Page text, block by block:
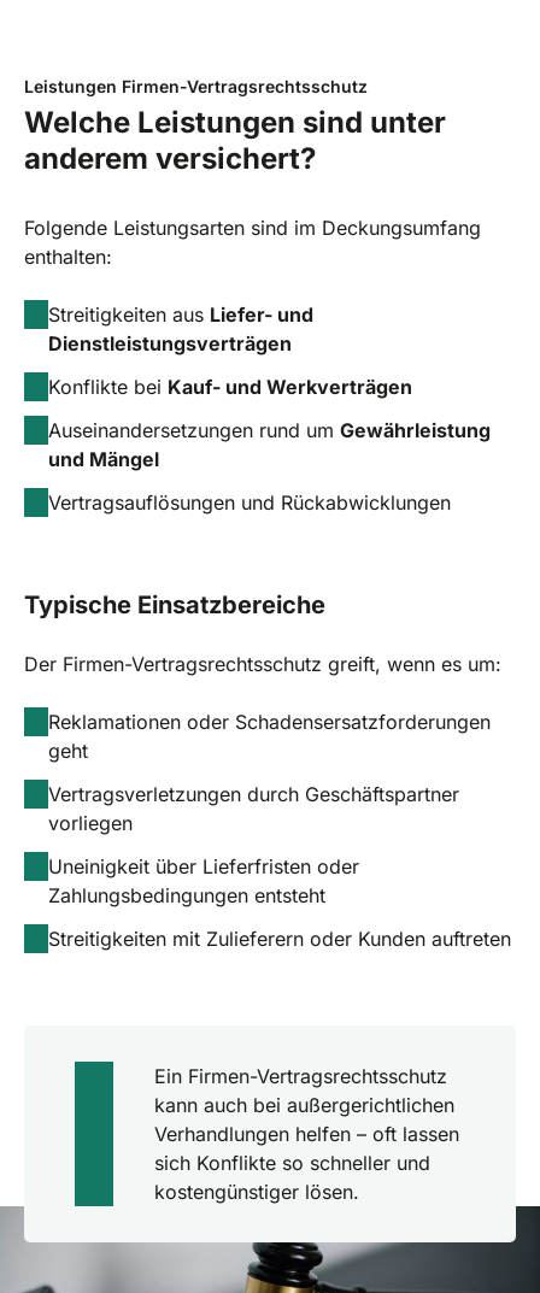
Leistungen Firmen-Vertragsrechtsschutz
Welche Leistungen sind unter
anderem versichert?
Folgende Leistungsarten sind im Deckungsumfang
enthalten:
Streitigkeiten aus Liefer- und
Dienstleistungsverträgen
Konflikte bei Kauf- und Werkverträgen
Auseinandersetzungen rund um Gewährleistung
und Mängel
Vertragsauflösungen und Rückabwicklungen
Typische Einsatzbereiche
Der Firmen-Vertragsrechtsschutz greift, wenn es um:
Reklamationen oder Schadensersatzforderungen
geht
Vertragsverletzungen durch Geschäftspartner
vorliegen
Uneinigkeit über Lieferfristen oder
Zahlungsbedingungen entsteht
Streitigkeiten mit Zulieferern oder Kunden auftreten
Ein Firmen-Vertragsrechtsschutz
kann auch bei außergerichtlichen
Verhandlungen helfen – oft lassen
sich Konflikte so schneller und
kostengünstiger lösen.